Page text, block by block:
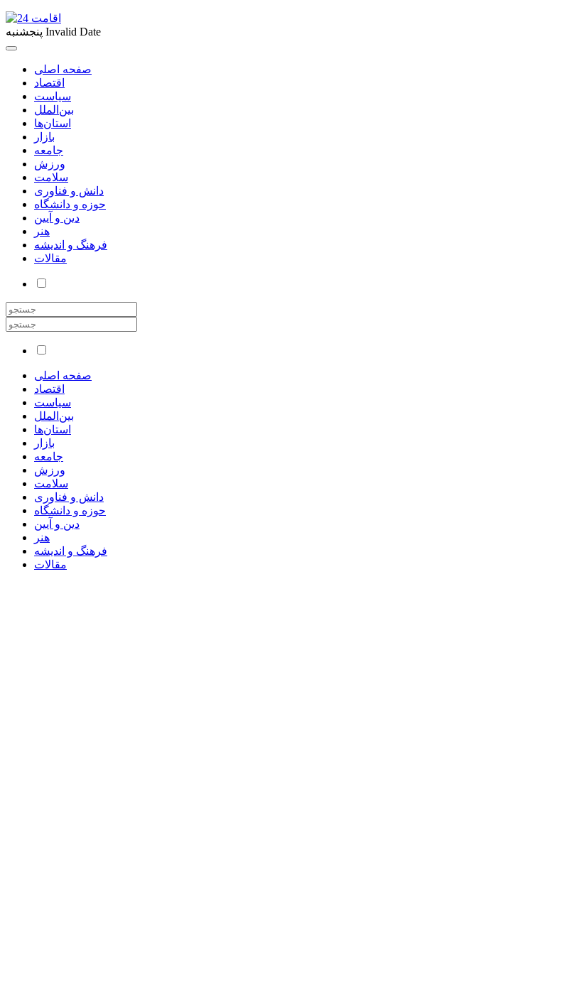
پنجشنبه Invalid Date
صفحه اصلی
اقتصاد
سیاست
بین‌الملل
استان‌ها
بازار
جامعه
ورزش
سلامت
دانش و فناوری
حوزه و دانشگاه
دین و آیین
هنر
فرهنگ و اندیشه
مقالات
صفحه اصلی
اقتصاد
سیاست
بین‌الملل
استان‌ها
بازار
جامعه
ورزش
سلامت
دانش و فناوری
حوزه و دانشگاه
دین و آیین
هنر
فرهنگ و اندیشه
مقالات